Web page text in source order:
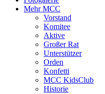
Mehr MCC
Vorstand
Komitee
Aktive
Großer Rat
Unterstützer
Orden
Konfetti
MCC KidsClub
Historie